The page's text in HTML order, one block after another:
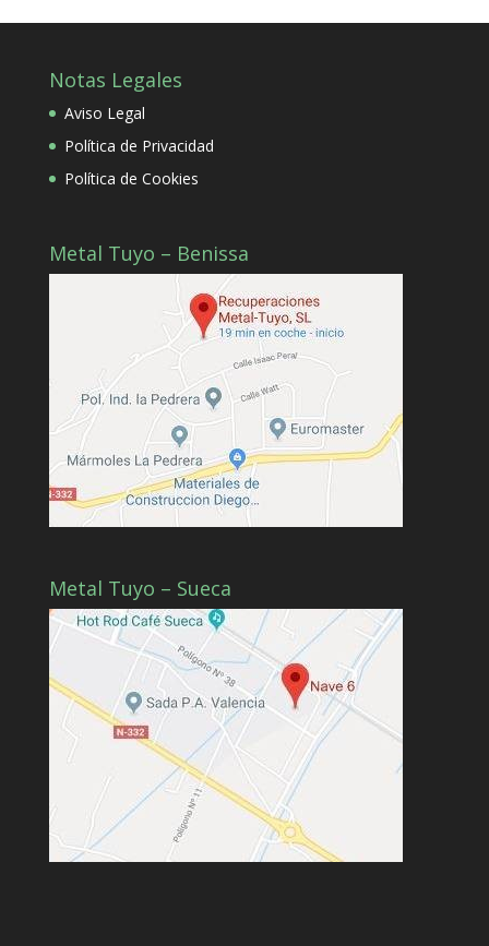
Notas Legales
Aviso Legal
Política de Privacidad
Política de Cookies
Metal Tuyo – Benissa
Metal Tuyo – Sueca